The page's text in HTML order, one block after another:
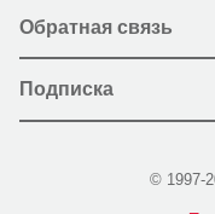
Обратная связь
Подписка
© 1997-